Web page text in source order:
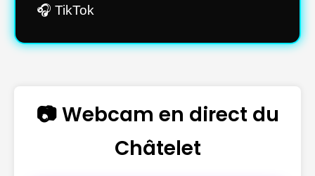
🎧 TikTok
📷 Webcam en direct du
Châtelet